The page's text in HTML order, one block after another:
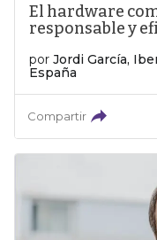
El hardware
responsable y
por Jordi García,
España
Compartir